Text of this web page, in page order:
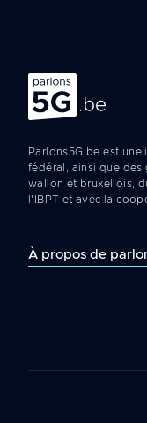
Parlons 5G
Parlons5G.be est
fédéral, ainsi que des
wallon et bruxellois,
l'IBPT et avec la
À propos de